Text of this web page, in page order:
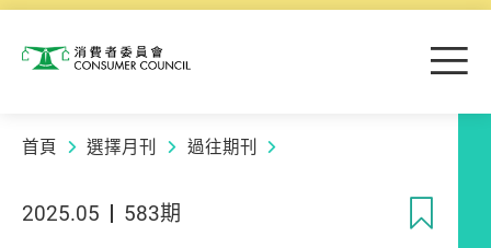
消費者委員會 目
首頁 選擇月刊 過往期刊
2025.05 583期